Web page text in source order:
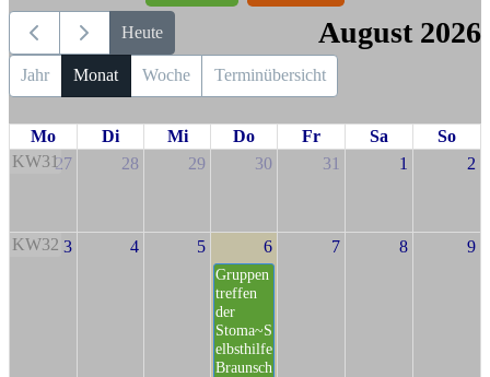
Heute August 2026
Jahr Monat Woche Terminübersicht
Mo Di Mi Do Fr Sa
So
KW3127 28 29 30 31 1 2
KW32 3 4 5 6
Gruppen
treffen
der
Stoma~S
elbsthilfe
Braunsch
7 8 9